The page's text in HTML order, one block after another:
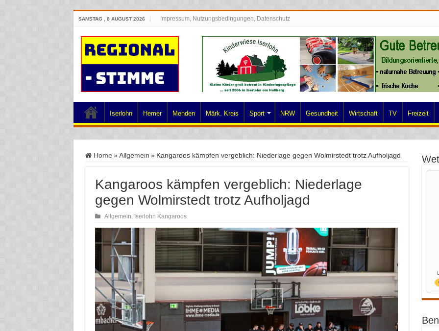
SAMSTAG , 8 AUGUST 2026 Impressum, Nutzungsbedingungen, Datenschutz
Iserlohn Hemer Menden Märk. Kreis Sport NRW Gesundheit Wirtschaft TV Freizeit
Home » Allgemein » Kangaroos kämpfen vergeblich: Niederlage gegen Wolmirstedt trotz Aufholjagd
Kangaroos kämpfen vergeblich: Niederlage
gegen Wolmirstedt trotz Aufholjagd
Allgemein, Iserlohn Kangaroos